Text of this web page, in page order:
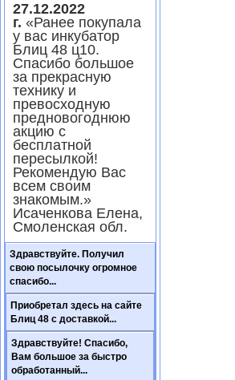
27.12.2022
г. «Ранее покупала
у вас инкубатор
Блиц 48 ц10.
Спасибо большое
за прекрасную
технику и
превосходную
предновогоднюю
акцию с
бесплатной
пересылкой!
Рекомендую Вас
всем своим
знакомым.»
Исаченкова Елена,
Смоленская обл.
Здравствуйте. Получил
свою посылочку огромное
спасибо...
Приобретал здесь на сайте
Блиц 48 с доставкой...
Здравствуйте! Спасибо,
Вам большое за быстро
обработанный...